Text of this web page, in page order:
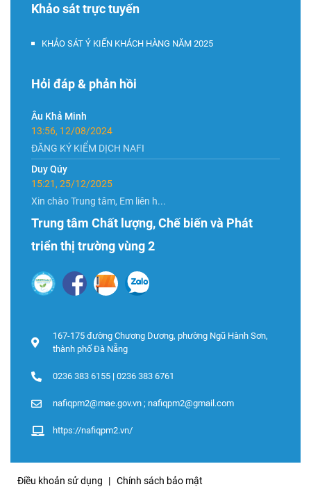
Khảo sát trực tuyến
KHẢO SÁT Ý KIẾN KHÁCH HÀNG NĂM 2025
Hỏi đáp & phản hồi
Âu Khả Minh
13:56, 12/08/2024
ĐĂNG KÝ KIỂM DỊCH NAFI
Duy Qúy
15:21, 25/12/2025
Xin chào Trung tâm, Em liên h...
Trung tâm Chất lượng, Chế biến và Phát
triển thị trường vùng 2
167-175 đường Chương Dương, phường Ngũ Hành Sơn,
thành phố Đà Nẵng
0236 383 6155 | 0236 383 6761
nafiqpm2@mae.gov.vn ; nafiqpm2@gmail.com
https://nafiqpm2.vn/
Điều khoản sử dụng Chính sách bảo mật